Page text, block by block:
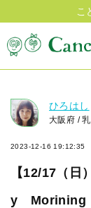
こ
ひろはし
大阪府 /
2023-12-16 19:12:35
【12/17（
y Morining